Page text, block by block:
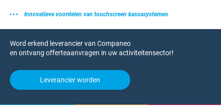
Innovatieve voordelen van touchscreen kassasystemen
Word erkend leverancier van Companeo
en ontvang offerteaanvragen in uw activiteitensector!
Leverancier worden